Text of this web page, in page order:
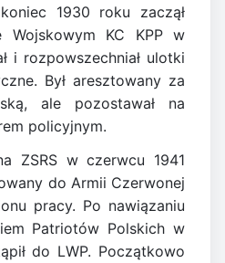
1930 roku zaczął
Wojskowym KC KPP w
i rozpowszechniał ulotki
Był aresztowany za
ale pozostawał na
policyjnym.
ZSRS w czerwcu 1941
do Armii Czerwonej
pracy. Po nawiązaniu
Patriotów Polskich w
do LWP. Początkowo